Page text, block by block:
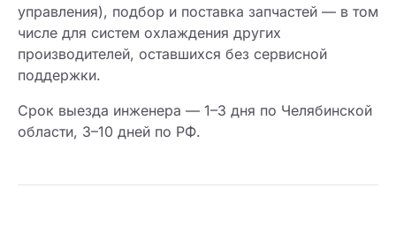
управления), подбор и поставка запчастей — в том
числе для систем охлаждения других
производителей, оставшихся без сервисной
поддержки.
Срок выезда инженера — 1–3 дня по Челябинской
области, 3–10 дней по РФ.